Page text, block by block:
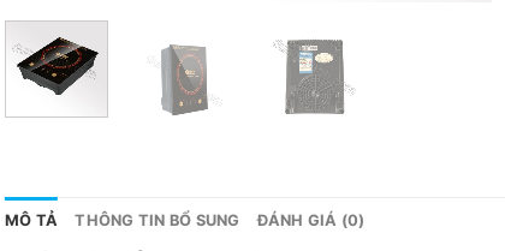
MÔ TẢ THÔNG TIN BỔ SUNG ĐÁNH GIÁ (0)